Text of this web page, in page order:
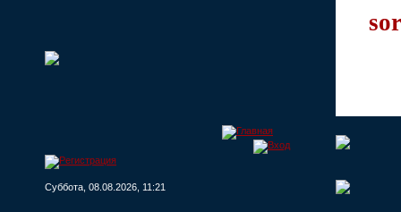
Суббота, 08.08.2026, 11:21